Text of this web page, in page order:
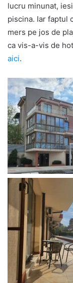
lucru minunat,
piscina. Iar faptul
mers pe jos de
ca vis-a-vis de
aici.